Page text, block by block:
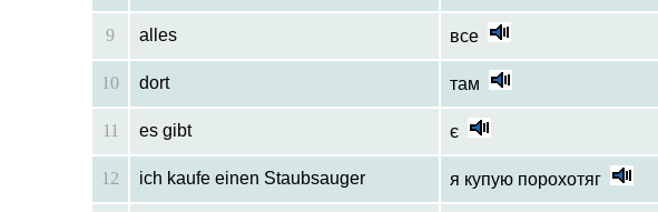
9 alles все
10 dort там
11 es gibt є
12 ich kaufe einen Staubsauger я купую порохотяг